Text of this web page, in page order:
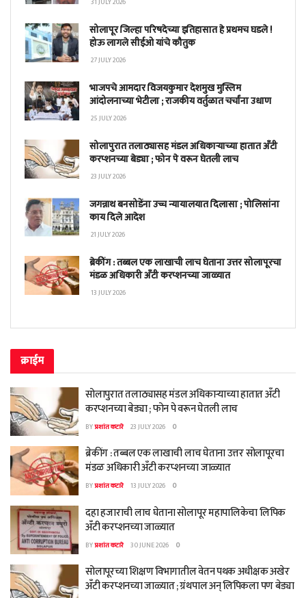
सोलापूर जिल्हा परिषदेच्या इतिहासात हे प्रथमच घडले !
होऊ लागले सीईओ यांचे कौतुक
27 JULY 2026
भाजपचे आमदार विजयकुमार देशमुख मुस्लिम
आंदोलनाच्या भेटीला ; राजकीय वर्तुळात चर्चांना उधाण
25 JULY 2026
सोलापुरात तलाठ्यासह मंडल अधिकाऱ्याच्या हातात अँटी
करप्शनच्या बेड्या ; फोन पे वरून घेतली लाच
23 JULY 2026
जगन्नाथ बनसोडेंना उच्च न्यायालयात दिलासा ; पोलिसांना
काय दिले आदेश
21 JULY 2026
ब्रेकींग : तब्बल एक लाखाची लाच घेताना उत्तर सोलापूरचा
मंडळ अधिकारी अँटी करप्शनच्या जाळ्यात
13 JULY 2026
क्राईम
सोलापुरात तलाठ्यासह मंडल अधिकाऱ्याच्या हातात अँटी
करप्शनच्या बेड्या ; फोन पे वरून घेतली लाच
BYप्रशांत कटारे 23 JULY 2026 0
ब्रेकींग : तब्बल एक लाखाची लाच घेताना उत्तर सोलापूरचा
मंडळ अधिकारी अँटी करप्शनच्या जाळ्यात
BYप्रशांत कटारे 13 JULY 2026 0
दहा हजाराची लाच घेताना सोलापूर महापालिकेचा लिपिक
अँटी करप्शनच्या जाळ्यात
BYप्रशांत कटारे 30 JUNE 2026 0
सोलापूरच्या शिक्षण विभागातील वेतन पथक अधीक्षक अखेर
अँटी करप्शनच्या जाळ्यात ; ग्रंथपाल अन् लिपिकला पण बेड्या